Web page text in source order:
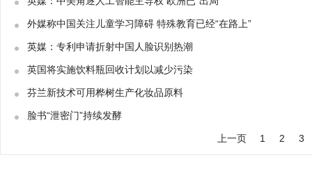
外媒称中国关注儿童学习障碍 特殊教育已经“在路上”
英媒：专利申请折射中国人脸识别热潮
英国将实施饮料瓶回收计划以减少污染
芬兰新技术可用桦树生产化妆品原料
脸书“泄密门”持续发酵
上一页 1 2 3